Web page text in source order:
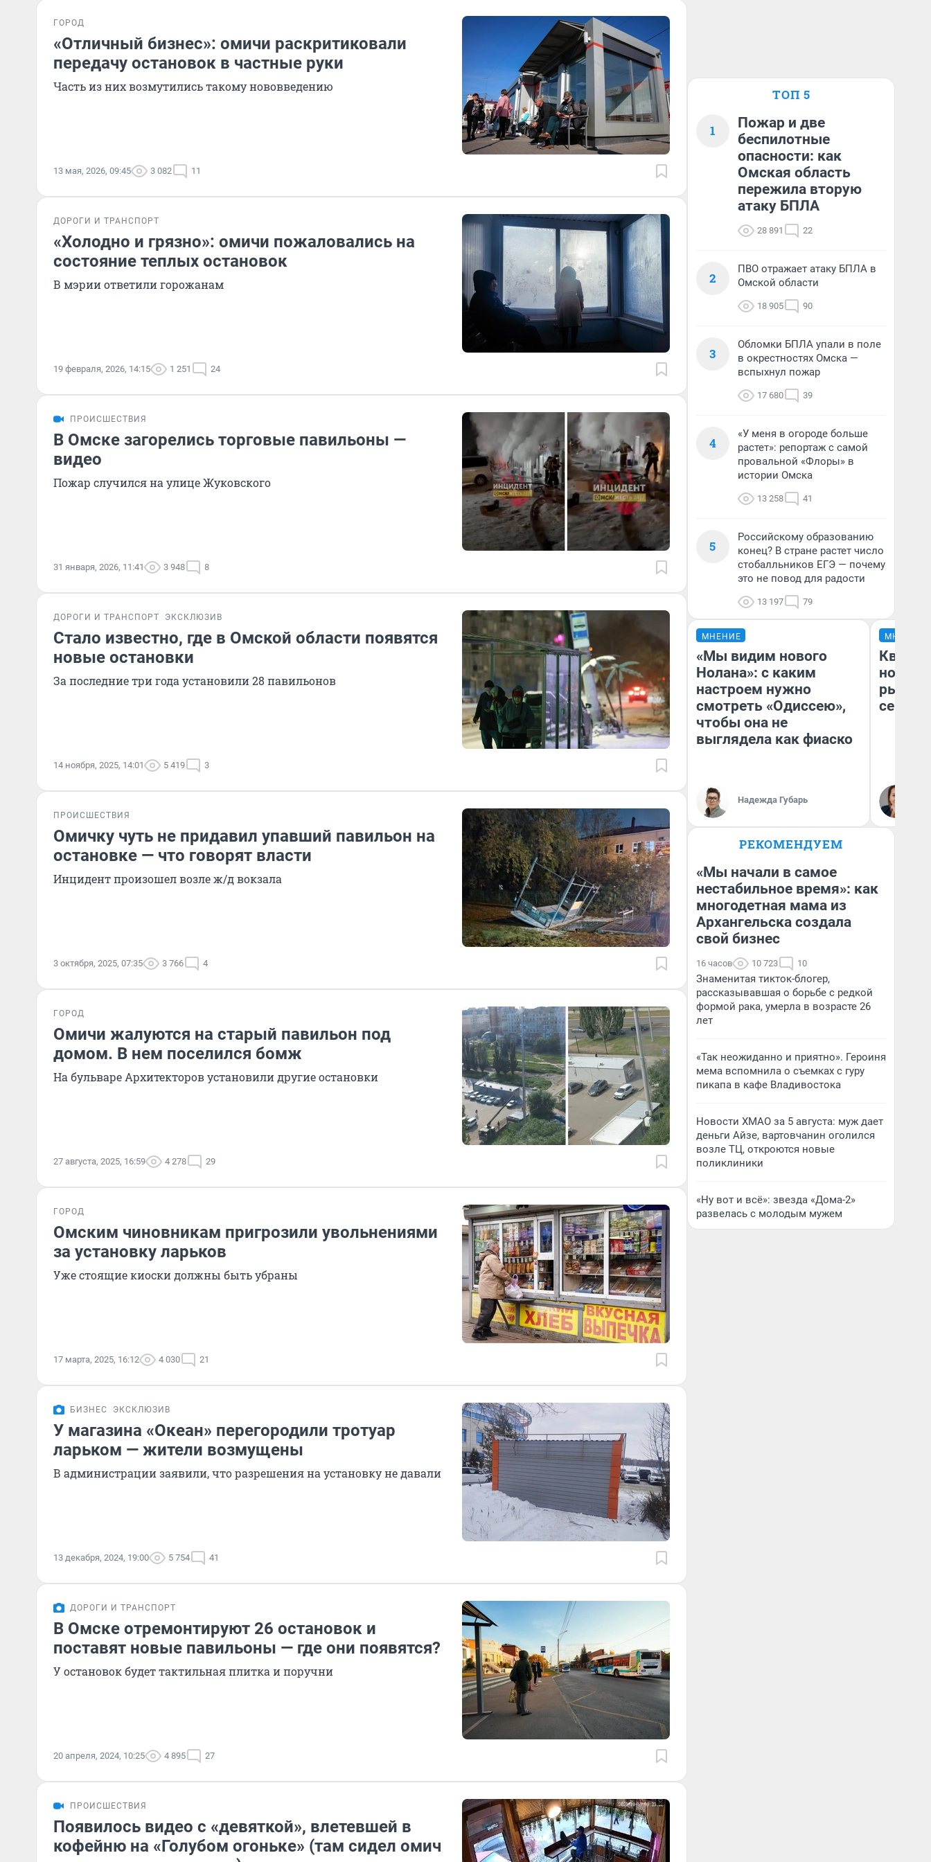
ГОРОД
«Отличный бизнес»: омичи раскритиковали
передачу остановок в частные руки
Часть из них возмутились такому нововведению
13 мая, 2026, 09:45 3 082 11
ДОРОГИ И ТРАНСПОРТ
«Холодно и грязно»: омичи пожаловались на
состояние теплых остановок
В мэрии ответили горожанам
19 февраля, 2026, 14:15 1 251 24
ПРОИСШЕСТВИЯ
В Омске загорелись торговые павильоны —
видео
Пожар случился на улице Жуковского
31 января, 2026, 11:41 3 948 8
ДОРОГИ И ТРАНСПОРТ ЭКСКЛЮЗИВ
Стало известно, где в Омской области появятся
новые остановки
За последние три года установили 28 павильонов
14 ноября, 2025, 14:01 5 419 3
ПРОИСШЕСТВИЯ
Омичку чуть не придавил упавший павильон на
остановке — что говорят власти
Инцидент произошел возле ж/д вокзала
3 октября, 2025, 07:35 3 766 4
ГОРОД
Омичи жалуются на старый павильон под
домом. В нем поселился бомж
На бульваре Архитекторов установили другие остановки
27 августа, 2025, 16:59 4 278 29
ГОРОД
Омским чиновникам пригрозили увольнениями
за установку ларьков
Уже стоящие киоски должны быть убраны
17 марта, 2025, 16:12 4 030 21
БИЗНЕС ЭКСКЛЮЗИВ
У магазина «Океан» перегородили тротуар
ларьком — жители возмущены
В администрации заявили, что разрешения на установку не давали
13 декабря, 2024, 19:00 5 754 41
ДОРОГИ И ТРАНСПОРТ
В Омске отремонтируют 26 остановок и
поставят новые павильоны — где они появятся?
У остановок будет тактильная плитка и поручни
20 апреля, 2024, 10:25 4 895 27
ПРОИСШЕСТВИЯ
Появилось видео с «девяткой», влетевшей в
кофейню на «Голубом огоньке» (там сидел омич
ТОП 5
1
Пожар и две
беспилотные
опасности: как
Омская область
пережила вторую
атаку БПЛА
28 891 22
2
ПВО отражает атаку БПЛА в
Омской области
18 905 90
3
Обломки БПЛА упали в поле
в окрестностях Омска —
вспыхнул пожар
17 680 39
4
«У меня в огороде больше
растет»: репортаж с самой
провальной «Флоры» в
истории Омска
13 258 41
5
Российскому образованию
конец? В стране растет число
стобалльников ЕГЭ — почему
это не повод для радости
13 197 79
МНЕНИЕ
«Мы видим нового
Нолана»: с каким
настроем нужно
смотреть «Одиссею»,
чтобы она не
выглядела как фиаско
Надежда Губарь
МНЕНИЕ
но
рынок
РЕКОМЕНДУЕМ
«Мы начали в самое
нестабильное время»: как
многодетная мама из
Архангельска создала
свой бизнес
16 часов 10 723 10
Знаменитая тикток-блогер,
рассказывавшая о борьбе с редкой
формой рака, умерла в возрасте 26
лет
«Так неожиданно и приятно». Героиня
мема вспомнила о съемках с гуру
пикапа в кафе Владивостока
Новости ХМАО за 5 августа: муж дает
деньги Айзе, вартовчанин оголился
возле ТЦ, откроются новые
поликлиники
«Ну вот и всё»: звезда «Дома-2»
развелась с молодым мужем